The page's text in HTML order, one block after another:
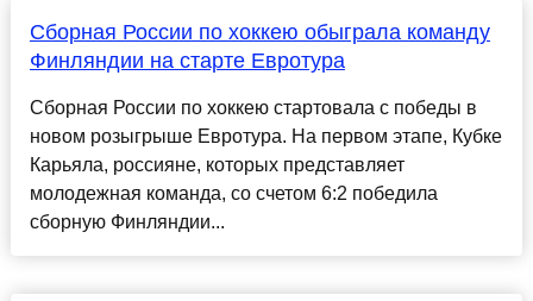
Сборная России по хоккею обыграла команду
Финляндии на старте Евротура
Сборная России по хоккею стартовала с победы в
новом розыгрыше Евротура. На первом этапе, Кубке
Карьяла, россияне, которых представляет
молодежная команда, со счетом 6:2 победила
сборную Финляндии...